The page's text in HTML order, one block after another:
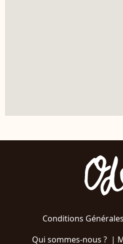
Conditions
Qui sommes-nous ?|